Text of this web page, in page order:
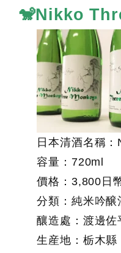
🐒Nikko
日本清酒名稱
容量：720ml
價格：3,800日
分類：純米吟醸
釀造處：渡邊佐
生産地：栃木縣